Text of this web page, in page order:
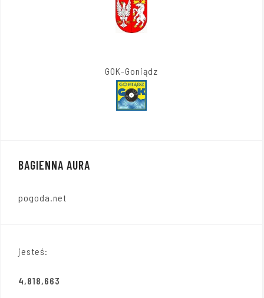
GOK-Goniądz
BAGIENNA AURA
pogoda.net
jesteś:
4,818,663